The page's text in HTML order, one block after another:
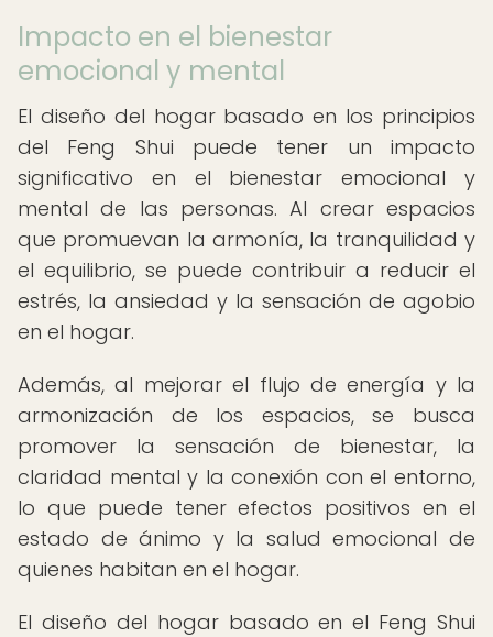
Impacto en el bienestar
emocional y mental
El diseño del hogar basado en los principios
del Feng Shui puede tener un impacto
significativo en el bienestar emocional y
mental de las personas. Al crear espacios
que promuevan la armonía, la tranquilidad y
el equilibrio, se puede contribuir a reducir el
estrés, la ansiedad y la sensación de agobio
en el hogar.
Además, al mejorar el flujo de energía y la
armonización de los espacios, se busca
promover la sensación de bienestar, la
claridad mental y la conexión con el entorno,
lo que puede tener efectos positivos en el
estado de ánimo y la salud emocional de
quienes habitan en el hogar.
El diseño del hogar basado en el Feng Shui